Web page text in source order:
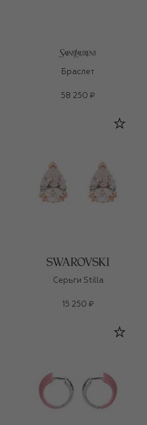
Браслет
58 250 ₽
Серьги Stilla
15 250 ₽